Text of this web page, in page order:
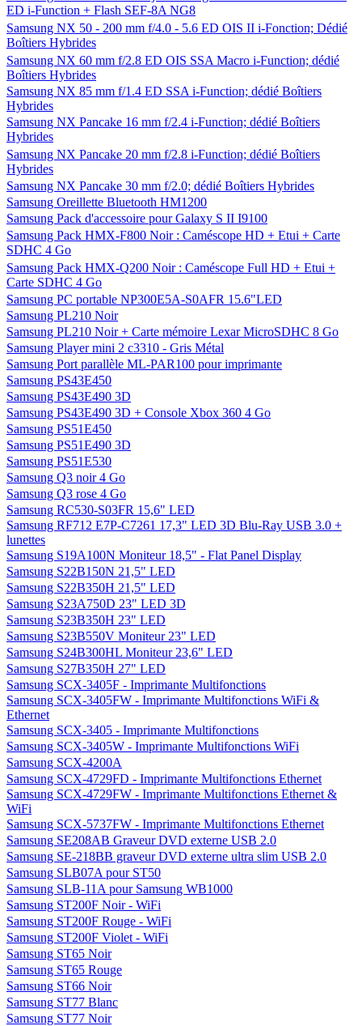
ED i-Function + Flash SEF-8A NG8
Samsung NX 50 - 200 mm f/4.0 - 5.6 ED OIS II i-Fonction; Dédié
Boîtiers Hybrides
Samsung NX 60 mm f/2.8 ED OIS SSA Macro i-Function; dédié
Boîtiers Hybrides
Samsung NX 85 mm f/1.4 ED SSA i-Function; dédié Boîtiers
Hybrides
Samsung NX Pancake 16 mm f/2.4 i-Function; dédié Boîtiers
Hybrides
Samsung NX Pancake 20 mm f/2.8 i-Function; dédié Boîtiers
Hybrides
Samsung NX Pancake 30 mm f/2.0; dédié Boîtiers Hybrides
Samsung Oreillette Bluetooth HM1200
Samsung Pack d'accessoire pour Galaxy S II I9100
Samsung Pack HMX-F800 Noir : Caméscope HD + Etui + Carte
SDHC 4 Go
Samsung Pack HMX-Q200 Noir : Caméscope Full HD + Etui +
Carte SDHC 4 Go
Samsung PC portable NP300E5A-S0AFR 15.6"LED
Samsung PL210 Noir
Samsung PL210 Noir + Carte mémoire Lexar MicroSDHC 8 Go
Samsung Player mini 2 c3310 - Gris Métal
Samsung Port parallèle ML-PAR100 pour imprimante
Samsung PS43E450
Samsung PS43E490 3D
Samsung PS43E490 3D + Console Xbox 360 4 Go
Samsung PS51E450
Samsung PS51E490 3D
Samsung PS51E530
Samsung Q3 noir 4 Go
Samsung Q3 rose 4 Go
Samsung RC530-S03FR 15,6" LED
Samsung RF712 E7P-C7261 17,3" LED 3D Blu-Ray USB 3.0 +
lunettes
Samsung S19A100N Moniteur 18,5" - Flat Panel Display
Samsung S22B150N 21,5" LED
Samsung S22B350H 21,5" LED
Samsung S23A750D 23" LED 3D
Samsung S23B350H 23" LED
Samsung S23B550V Moniteur 23" LED
Samsung S24B300HL Moniteur 23,6" LED
Samsung S27B350H 27" LED
Samsung SCX-3405F - Imprimante Multifonctions
Samsung SCX-3405FW - Imprimante Multifonctions WiFi &
Ethernet
Samsung SCX-3405 - Imprimante Multifonctions
Samsung SCX-3405W - Imprimante Multifonctions WiFi
Samsung SCX-4200A
Samsung SCX-4729FD - Imprimante Multifonctions Ethernet
Samsung SCX-4729FW - Imprimante Multifonctions Ethernet &
WiFi
Samsung SCX-5737FW - Imprimante Multifonctions Ethernet
Samsung SE208AB Graveur DVD externe USB 2.0
Samsung SE-218BB graveur DVD externe ultra slim USB 2.0
Samsung SLB07A pour ST50
Samsung SLB-11A pour Samsung WB1000
Samsung ST200F Noir - WiFi
Samsung ST200F Rouge - WiFi
Samsung ST200F Violet - WiFi
Samsung ST65 Noir
Samsung ST65 Rouge
Samsung ST66 Noir
Samsung ST77 Blanc
Samsung ST77 Noir